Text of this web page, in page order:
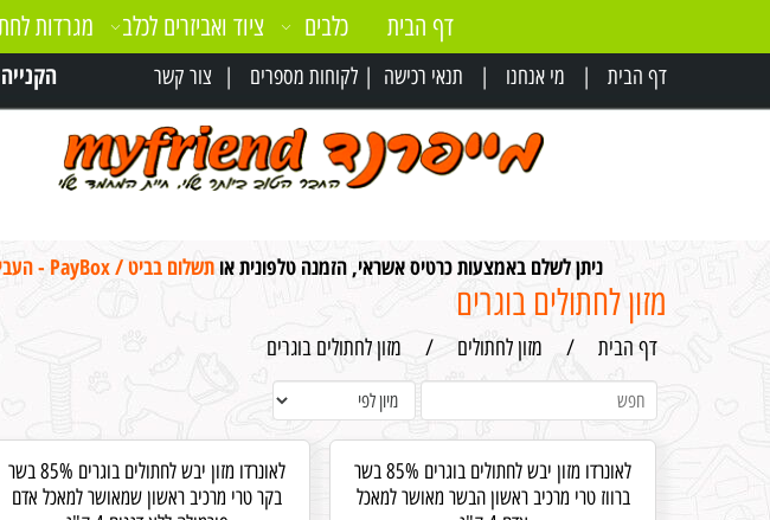
דף הבית | מי אנחנו | תנאי רכישה | לקוחות מספרים | צור קשר
דף הבית כלבים ציוד ואביזרים לכלב מגרדות
ניתן לשלם באמצעות כרטיס אשראי, הזמנה טלפונית או תשלום בביט / PayBox - העבירו את סכום ההזמנה למספר
מזון לחתולים בוגרים
דף הבית / מזון לחתולים / מזון לחתולים בוגרים
לאונרדו מזון יבש לחתולים בוגרים 85% בשר
ברווז טרי מרכיב ראשון הבשר מאושר למאכל
לאונרדו מזון יבש לחתולים בוגרים 85% בשר
בקר טרי מרכיב ראשון שמאושר למאכל אדם